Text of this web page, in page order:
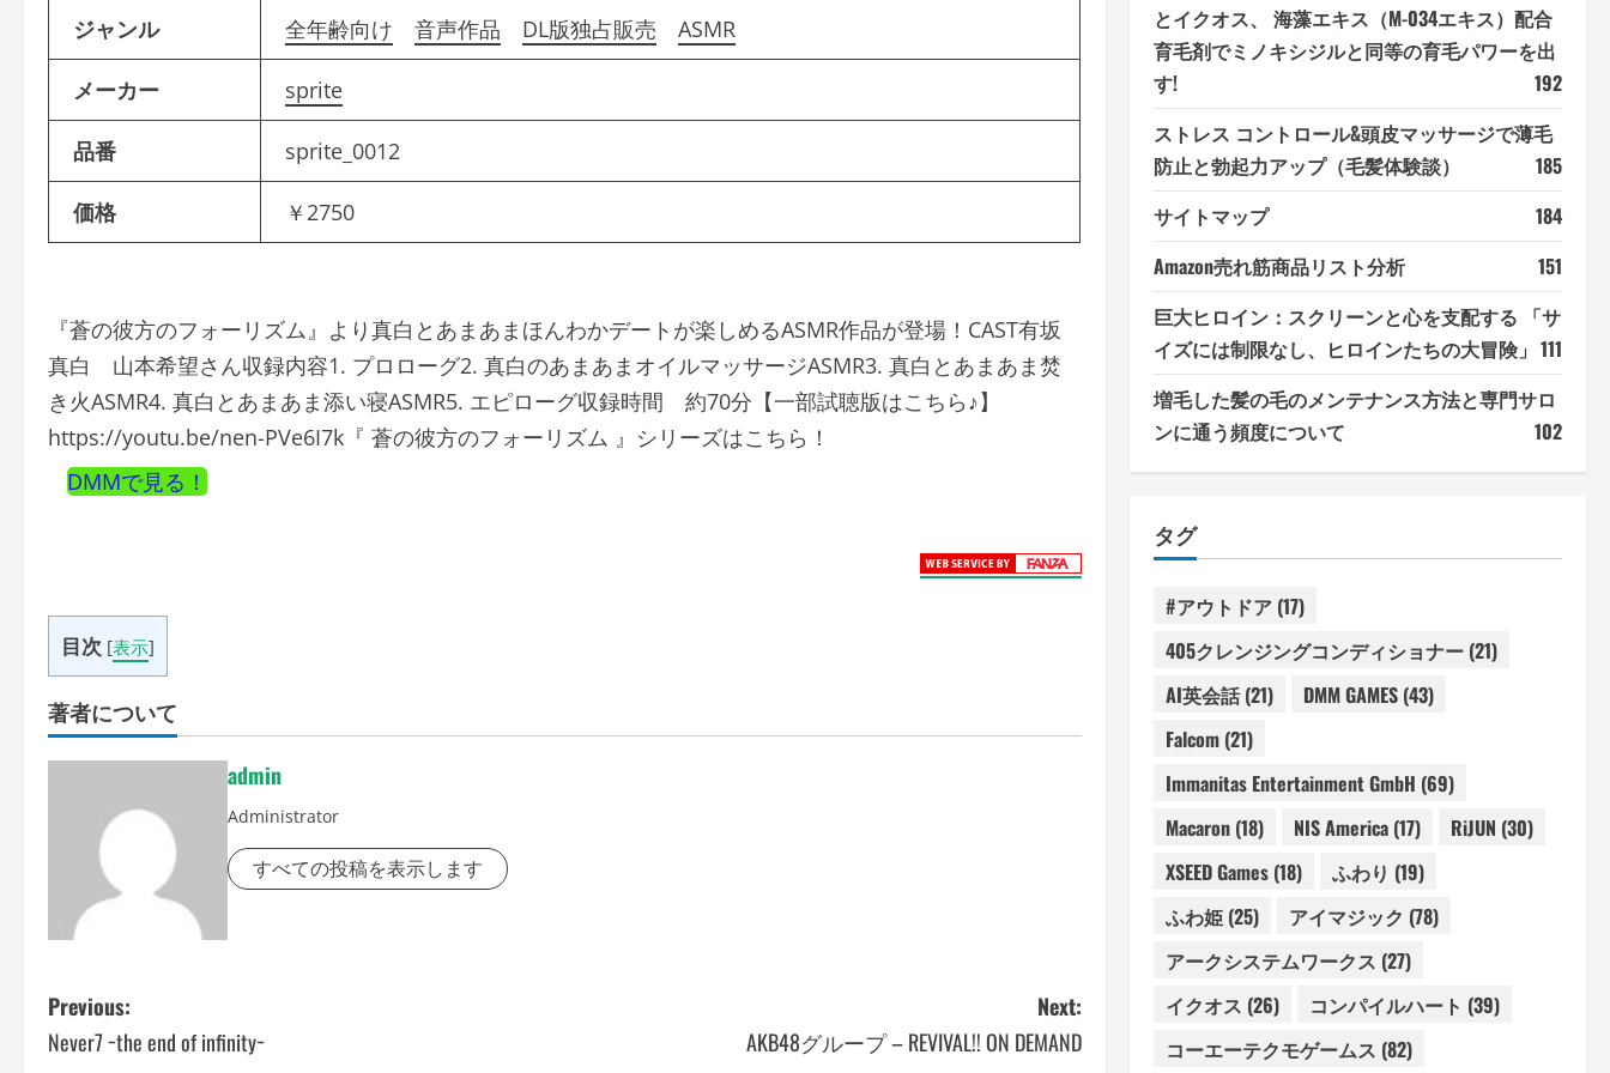
ジャンル 全年齢向け 音声作品 DL版独占販売 ASMR
メーカー sprite
品番 sprite_0012
価格 ￥2750
『蒼の彼方のフォーリズム』より真白とあまあまほんわかデートが楽しめるASMR作品が登場！CAST有坂
真白 山本希望さん収録内容1. プロローグ2. 真白のあまあまオイルマッサージASMR3. 真白とあまあま焚
き火ASMR4. 真白とあまあま添い寝ASMR5. エピローグ収録時間 約70分【一部試聴版はこちら♪】
https://youtu.be/nen-PVe6I7k『 蒼の彼方のフォーリズム 』シリーズはこちら！
DMMで見る！
目次 [表示]
著者について
admin
Administrator
すべての投稿を表示します
P
o
Previous:
Never7 −the end of infinity−
Next:
AKB48グループ – REVIVAL!! ON DEMAND
とイクオス、 海藻エキス（M-034エキス）配合
育毛剤でミノキシジルと同等の育毛パワーを出
す!
192
ストレス コントロール&頭皮マッサージで薄毛
防止と勃起力アップ（毛髪体験談）
185
サイトマップ
184
Amazon売れ筋商品リスト分析
151
巨大ヒロイン：スクリーンと心を支配する 「サ
イズには制限なし、ヒロインたちの大冒険」 111
増毛した髪の毛のメンテナンス方法と専門サロ
ンに通う頻度について
102
タグ
#アウトドア(17)
405クレンジングコンディショナー(21)
AI英会話(21) DMM GAMES(43)
Falcom(21)
Immanitas Entertainment GmbH (69)
Macaron(18) NIS America(17) RiJUN (30)
XSEED Games(18) ふわり (19)
ふわ姫(25) アイマジック (78)
アークシステムワークス (27)
イクオス (26) コンパイルハート (39)
コーエーテクモゲームス (82)